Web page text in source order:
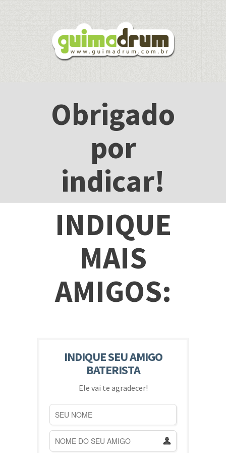
Obrigado
por
indicar!
INDIQUE
MAIS
AMIGOS:
INDIQUE SEU AMIGO
BATERISTA
Ele vai te agradecer!